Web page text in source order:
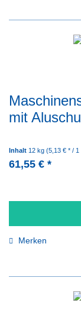
mit
Inhalt 12 kg (5,13 € * / 1
61,55 € *
Merken